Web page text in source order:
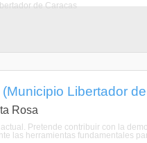
de Caracas
Libertador
Rosa
Pretende contribuir con la
las herramientas fundamentales